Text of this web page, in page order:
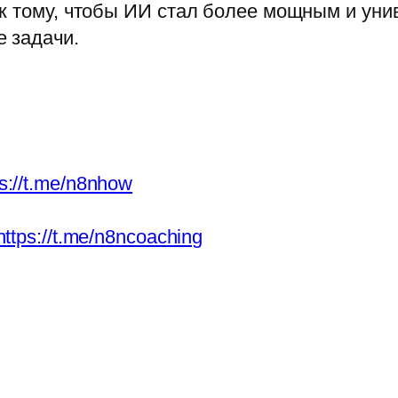
тому, чтобы ИИ стал более мощным и
задачи.
t.me/n8nhow
t.me/n8ncoaching